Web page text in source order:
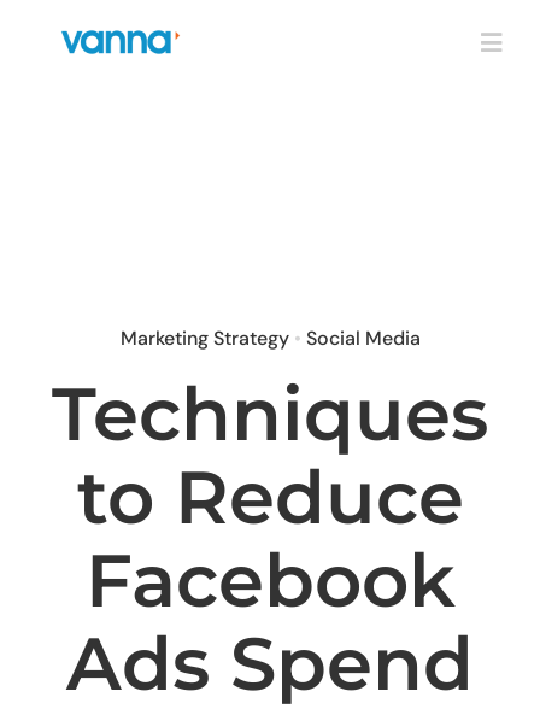
Marketing Strategy• Social Media
Techniques
to Reduce
Facebook
Ads Spend